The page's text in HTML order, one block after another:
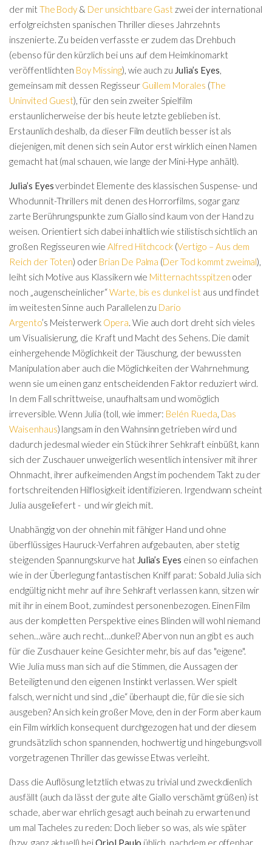
der mit The Body & Der unsichtbare Gastzwei der international
erfolgreichsten spanischen Thriller dieses Jahrzehnts
inszenierte. Zu beiden verfasste er zudem das Drehbuch
(ebenso für den kürzlich bei uns auf dem Heimkinomarkt
veröffentlichten Boy Missing), wie auch zu Julia’s Eyes
gemeinsam mit dessen Regisseur Guillem Morales (The
Uninvited Guest), für den sein zweiter Spielfilm
erstaunlicherweise der bis heute letzte geblieben ist.
Erstaunlich deshalb, da dieser Film deutlich besser ist als
diejenigen, mit denen sich sein Autor erst wirklich einen Namen
gemacht hat (mal schauen, wie lange der Mini-Hype anhält).
Julia’s Eyesverbindet Elemente des klassischen Suspense- und
Whodunnit-Thrillers mit denen des Horrorfilms, sogar ganz
zarte Berührungspunkte zum Giallo sind kaum von der Hand zu
weisen. Orientiert sich dabei inhaltlich wie stilistisch sichtlich an
großen Regisseuren wie Alfred Hitchcock (Vertigo – Aus dem
Reich der Toten) oder Brian De Palma (Der Tod kommt zweimal),
leiht sich Motive aus Klassikern wie Mitternachtsspitzen oder
noch „augenscheinlicher“Warte, bis es dunkel istaus und findet
im weitesten Sinne auch Parallelen zu Dario
Argento’s Meisterwerk Opera . Wie auch dort dreht sich vieles
um Visualisierung, die Kraft und Macht des Sehens. Die damit
einhergehende Möglichkeit der Täuschung, der bewussten
Manipulation aber auch die Möglichkeiten der Wahrnehmung,
wenn sie um einen ganz entscheidenden Faktor reduziert wird.
In dem Fall schrittweise, unaufhaltsam und womöglich
irreversible. Wenn Julia (toll, wie immer: Belén Rueda Das
Waisenhaus) langsam in den Wahnsinn getrieben wird und
dadurch jedesmal wieder ein Stück ihrer Sehkraft einbüßt, kann
sich der Zuschauer unweigerlich wesentlich intensiver mit ihrer
Ohnmacht, ihrer aufkeimenden Angst im pochendem Takt zu der
fortschreitenden Hilflosigkeit identifizieren. Irgendwann scheint
Julia ausgeliefert - und wir gleich mit.
Unabhängig von der ohnehin mit fähiger Hand und ohne
überflüssiges Hauruck-Verfahren aufgebauten, aber stetig
steigenden Spannungskurve hat Julia’s Eyes einen so einfachen
wie in der Überlegung fantastischen Kniff parat: Sobald Julia sich
endgültig nicht mehr auf ihre Sehkraft verlassen kann, sitzen wir
mit ihr in einem Boot, zumindest personenbezogen. Einen Film
aus der kompletten Perspektive eines Blinden will wohl niemand
sehen…wäre auch recht…dunkel? Aber von nun an gibt es auch
für die Zuschauer keine Gesichter mehr, bis auf das "eigene".
Wie Julia muss man sich auf die Stimmen, die Aussagen der
Beteiligten und den eigenen Instinkt verlassen. Wer spielt
falsch, wer nicht und sind „die“ überhaupt die, für die sie sich
ausgeben? An sich kein großer Move, den in der Form aber kaum
ein Film wirklich konsequent durchgezogen hat und der diesem
grundsätzlich schon spannenden, hochwertig und hingebungsvoll
vorgetragenen Thriller das gewisse Etwas verleiht.
Dass die Auflösung letztlich etwas zu trivial und zweckdienlich
ausfällt (auch da lässt der gute alte Giallo verschämt grüßen) ist
schade, aber war ehrlich gesagt auch beinah zu erwarten und
um mal Tacheles zu reden: Doch lieber so was, als wie später
(bzw. ganz aktuell) beiOriol Paulo üblich, nachdem er offenbar